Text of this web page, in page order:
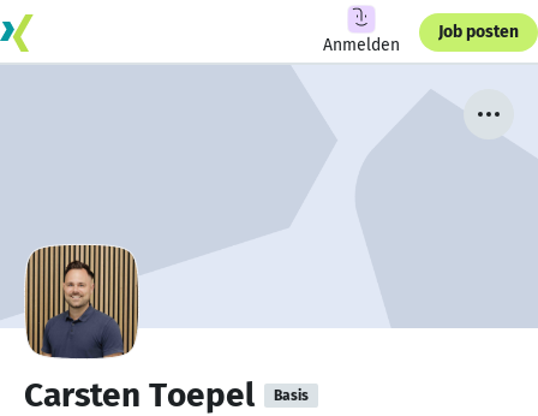
Anmelden
Job posten
Carsten Toepel Basis